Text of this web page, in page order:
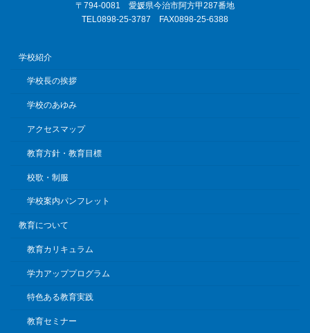
〒794-0081 愛媛県今治市阿方甲287番地
TEL0898-25-3787 FAX0898-25-6388
学校紹介
学校長の挨拶
学校のあゆみ
アクセスマップ
教育方針・教育目標
校歌・制服
学校案内パンフレット
教育について
教育カリキュラム
学力アッププログラム
特色ある教育実践
教育セミナー